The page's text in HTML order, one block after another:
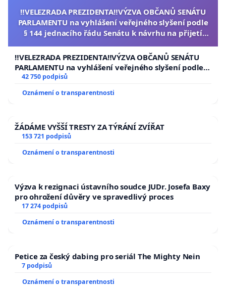
‼️VELEZRADA PREZIDENTA‼️VÝZVA OBČANŮ SENÁTU
PARLAMENTU na vyhlášení veřejného slyšení podle
§ 144 jednacího řádu Senátu k návrhu na přijetí
republiky
‼️VELEZRADA PREZIDENTA‼️VÝZVA OBČANŮ SENÁTU
PARLAMENTU na vyhlášení veřejného slyšení podle §
144 jednacího řádu Senátu k návrhu na přijetí
republiky
42 750 podpisů
Oznámení o transparentnosti
ŽÁDÁME VYŠŠÍ TRESTY ZA TÝRÁNÍ ZVÍŘAT
153 721 podpisů
Oznámení o transparentnosti
Výzva k rezignaci ústavního soudce JUDr. Josefa Baxy
pro ohrožení důvěry ve spravedlivý proces
17 274 podpisů
Oznámení o transparentnosti
Petice za český dabing pro seriál The Mighty Nein
7 podpisů
Oznámení o transparentnosti